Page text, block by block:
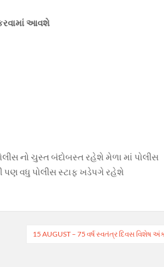
આવશે
નો ચુસ્ત બંદોબસ્ત રહેશે મેળા માં પોલીસ
પણ વધુ પોલીસ સ્ટાફ ખડેપગે રહેશે
15 AUGUST – 75 વર્ષ સ્વતંત્ર દિવસ વિશેષ